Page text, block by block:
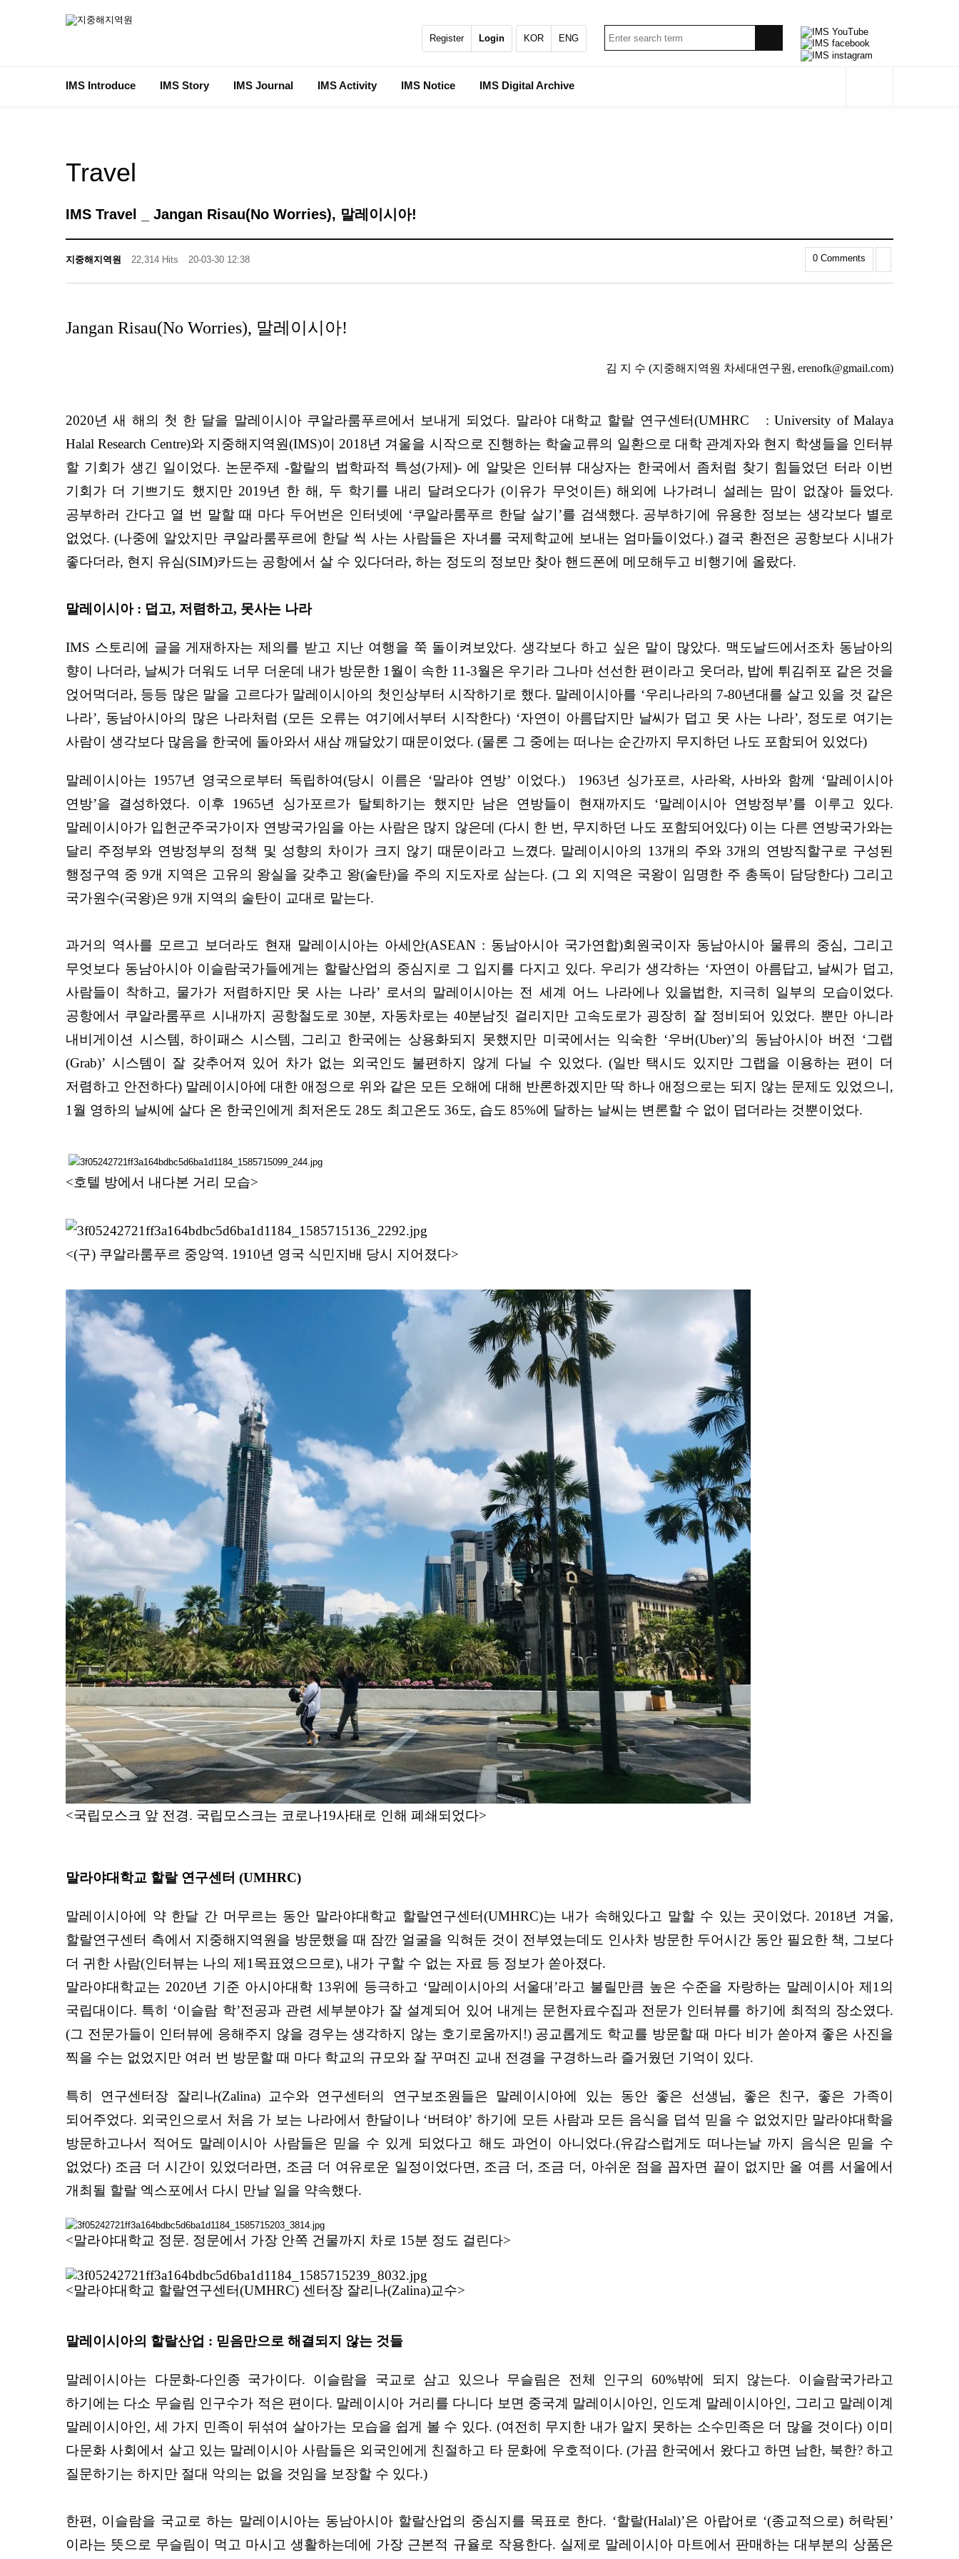
Register Login KOR ENG
IMS Introduce IMS Story IMS Journal IMS Activity IMS Notice IMS Digital Archive
Travel
IMS Travel _ Jangan Risau(No Worries), 말레이시아!
지중해지역원 22,314 Hits 20-03-30 12:38 0 Comments
Jangan Risau(No Worries), 말레이시아!
김 지 수 (지중해지역원 차세대연구원, erenofk@gmail.com)
2020년 새 해의 첫 한 달을 말레이시아 쿠알라룸푸르에서 보내게 되었다. 말라야 대학교 할랄 연구센터(UMHRC : University of Malaya
Halal Research Centre)와 지중해지역원(IMS)이 2018년 겨울을 시작으로 진행하는 학술교류의 일환으로 대학 관계자와 현지 학생들을 인터뷰
할 기회가 생긴 일이었다. 논문주제 -할랄의 법학파적 특성(가제)- 에 알맞은 인터뷰 대상자는 한국에서 좀처럼 찾기 힘들었던 터라 이번
기회가 더 기쁘기도 했지만 2019년 한 해, 두 학기를 내리 달려오다가 (이유가 무엇이든) 해외에 나가려니 설레는 맘이 없잖아 들었다.
공부하러 간다고 열 번 말할 때 마다 두어번은 인터넷에 ‘쿠알라룸푸르 한달 살기’를 검색했다. 공부하기에 유용한 정보는 생각보다 별로
없었다. (나중에 알았지만 쿠알라룸푸르에 한달 씩 사는 사람들은 자녀를 국제학교에 보내는 엄마들이었다.) 결국 환전은 공항보다 시내가
좋다더라, 현지 유심(SIM)카드는 공항에서 살 수 있다더라, 하는 정도의 정보만 찾아 핸드폰에 메모해두고 비행기에 올랐다.
말레이시아 : 덥고, 저렴하고, 못사는 나라
IMS 스토리에 글을 게재하자는 제의를 받고 지난 여행을 쭉 돌이켜보았다. 생각보다 하고 싶은 말이 많았다. 맥도날드에서조차 동남아의
향이 나더라, 날씨가 더워도 너무 더운데 내가 방문한 1월이 속한 11-3월은 우기라 그나마 선선한 편이라고 웃더라, 밥에 튀김쥐포 같은 것을
얹어먹더라, 등등 많은 말을 고르다가 말레이시아의 첫인상부터 시작하기로 했다. 말레이시아를 ‘우리나라의 7-80년대를 살고 있을 것 같은
나라’, 동남아시아의 많은 나라처럼 (모든 오류는 여기에서부터 시작한다) ‘자연이 아름답지만 날씨가 덥고 못 사는 나라’, 정도로 여기는
사람이 생각보다 많음을 한국에 돌아와서 새삼 깨달았기 때문이었다. (물론 그 중에는 떠나는 순간까지 무지하던 나도 포함되어 있었다)
말레이시아는 1957년 영국으로부터 독립하여(당시 이름은 ‘말라야 연방’ 이었다.) 1963년 싱가포르, 사라왁, 사바와 함께 ‘말레이시아
연방’을 결성하였다. 이후 1965년 싱가포르가 탈퇴하기는 했지만 남은 연방들이 현재까지도 ‘말레이시아 연방정부’를 이루고 있다.
말레이시아가 입헌군주국가이자 연방국가임을 아는 사람은 많지 않은데 (다시 한 번, 무지하던 나도 포함되어있다) 이는 다른 연방국가와는
달리 주정부와 연방정부의 정책 및 성향의 차이가 크지 않기 때문이라고 느꼈다. 말레이시아의 13개의 주와 3개의 연방직할구로 구성된
행정구역 중 9개 지역은 고유의 왕실을 갖추고 왕(술탄)을 주의 지도자로 삼는다. (그 외 지역은 국왕이 임명한 주 총독이 담당한다) 그리고
국가원수(국왕)은 9개 지역의 술탄이 교대로 맡는다.
과거의 역사를 모르고 보더라도 현재 말레이시아는 아세안(ASEAN : 동남아시아 국가연합)회원국이자 동남아시아 물류의 중심, 그리고
무엇보다 동남아시아 이슬람국가들에게는 할랄산업의 중심지로 그 입지를 다지고 있다. 우리가 생각하는 ‘자연이 아름답고, 날씨가 덥고,
사람들이 착하고, 물가가 저렴하지만 못 사는 나라’ 로서의 말레이시아는 전 세계 어느 나라에나 있을법한, 지극히 일부의 모습이었다.
공항에서 쿠알라룸푸르 시내까지 공항철도로 30분, 자동차로는 40분남짓 걸리지만 고속도로가 굉장히 잘 정비되어 있었다. 뿐만 아니라
내비게이션 시스템, 하이패스 시스템, 그리고 한국에는 상용화되지 못했지만 미국에서는 익숙한 ‘우버(Uber)’의 동남아시아 버전 ‘그랩
(Grab)’ 시스템이 잘 갖추어져 있어 차가 없는 외국인도 불편하지 않게 다닐 수 있었다. (일반 택시도 있지만 그랩을 이용하는 편이 더
저렴하고 안전하다) 말레이시아에 대한 애정으로 위와 같은 모든 오해에 대해 반론하겠지만 딱 하나 애정으로는 되지 않는 문제도 있었으니,
1월 영하의 날씨에 살다 온 한국인에게 최저온도 28도 최고온도 36도, 습도 85%에 달하는 날씨는 변론할 수 없이 덥더라는 것뿐이었다.
<호텔 방에서 내다본 거리 모습>
<(구) 쿠알라룸푸르 중앙역. 1910년 영국 식민지배 당시 지어졌다>
<국립모스크 앞 전경. 국립모스크는 코로나19사태로 인해 폐쇄되었다>
말라야대학교 할랄 연구센터 (UMHRC)
말레이시아에 약 한달 간 머무르는 동안 말라야대학교 할랄연구센터(UMHRC)는 내가 속해있다고 말할 수 있는 곳이었다. 2018년 겨울,
할랄연구센터 측에서 지중해지역원을 방문했을 때 잠깐 얼굴을 익혀둔 것이 전부였는데도 인사차 방문한 두어시간 동안 필요한 책, 그보다
더 귀한 사람(인터뷰는 나의 제1목표였으므로), 내가 구할 수 없는 자료 등 정보가 쏟아졌다.
말라야대학교는 2020년 기준 아시아대학 13위에 등극하고 ‘말레이시아의 서울대’라고 불릴만큼 높은 수준을 자랑하는 말레이시아 제1의
국립대이다. 특히 ‘이슬람 학’전공과 관련 세부분야가 잘 설계되어 있어 내게는 문헌자료수집과 전문가 인터뷰를 하기에 최적의 장소였다.
(그 전문가들이 인터뷰에 응해주지 않을 경우는 생각하지 않는 호기로움까지!) 공교롭게도 학교를 방문할 때 마다 비가 쏟아져 좋은 사진을
찍을 수는 없었지만 여러 번 방문할 때 마다 학교의 규모와 잘 꾸며진 교내 전경을 구경하느라 즐거웠던 기억이 있다.
특히 연구센터장 잘리나(Zalina) 교수와 연구센터의 연구보조원들은 말레이시아에 있는 동안 좋은 선생님, 좋은 친구, 좋은 가족이
되어주었다. 외국인으로서 처음 가 보는 나라에서 한달이나 ‘버텨야’ 하기에 모든 사람과 모든 음식을 덥석 믿을 수 없었지만 말라야대학을
방문하고나서 적어도 말레이시아 사람들은 믿을 수 있게 되었다고 해도 과언이 아니었다.(유감스럽게도 떠나는날 까지 음식은 믿을 수
없었다) 조금 더 시간이 있었더라면, 조금 더 여유로운 일정이었다면, 조금 더, 조금 더, 아쉬운 점을 꼽자면 끝이 없지만 올 여름 서울에서
개최될 할랄 엑스포에서 다시 만날 일을 약속했다.
<말라야대학교 정문. 정문에서 가장 안쪽 건물까지 차로 15분 정도 걸린다>
<말라야대학교 할랄연구센터(UMHRC) 센터장 잘리나(Zalina)교수>
말레이시아의 할랄산업 : 믿음만으로 해결되지 않는 것들
말레이시아는 다문화-다인종 국가이다. 이슬람을 국교로 삼고 있으나 무슬림은 전체 인구의 60%밖에 되지 않는다. 이슬람국가라고
하기에는 다소 무슬림 인구수가 적은 편이다. 말레이시아 거리를 다니다 보면 중국계 말레이시아인, 인도계 말레이시아인, 그리고 말레이계
말레이시아인, 세 가지 민족이 뒤섞여 살아가는 모습을 쉽게 볼 수 있다. (여전히 무지한 내가 알지 못하는 소수민족은 더 많을 것이다) 이미
다문화 사회에서 살고 있는 말레이시아 사람들은 외국인에게 친절하고 타 문화에 우호적이다. (가끔 한국에서 왔다고 하면 남한, 북한? 하고
질문하기는 하지만 절대 악의는 없을 것임을 보장할 수 있다.)
한편, 이슬람을 국교로 하는 말레이시아는 동남아시아 할랄산업의 중심지를 목표로 한다. ‘할랄(Halal)’은 아랍어로 ‘(종교적으로) 허락된’
이라는 뜻으로 무슬림이 먹고 마시고 생활하는데에 가장 근본적 규율로 작용한다. 실제로 말레이시아 마트에서 판매하는 대부분의 상품은